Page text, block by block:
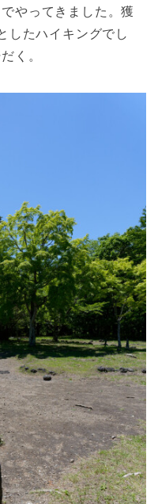
やってきました。獲
したハイキングでし
く。